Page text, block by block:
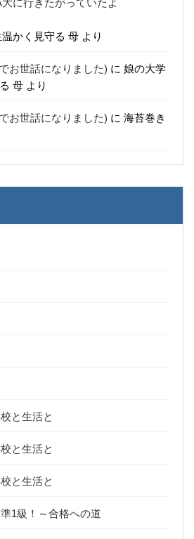
に行きたがっていたよ
かく見守る 母 より
お世話になりました) に 娘の大学
母 より
お世話になりました) に 海苔巻き
と生活と
と生活と
と生活と
1級！～合格への道